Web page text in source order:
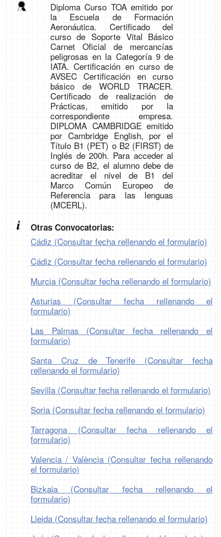
Diploma Curso TOA emitido por
la Escuela de Formación
Aeronáutica. Certificado del
curso de Soporte Vital Básico
Carnet Oficial de mercancías
peligrosas en la Categoría 9 de
IATA. Certificación en curso de
AVSEC Certificación en curso
básico de WORLD TRACER.
Certificado de realización de
Prácticas, emitido por la
correspondiente empresa.
DIPLOMA CAMBRIDGE emitido
por Cambridge English, por el
Título B1 (PET) o B2 (FIRST) de
Inglés de 200h. Para acceder al
curso de B2, el alumno debe de
acreditar el nivel de B1 del
Marco Común Europeo de
Referencia para las lenguas
(MCERL).
Otras Convocatorias:
Cádiz (Consultar fecha rellenando el formulario)
Cádiz (Consultar fecha rellenando el formulario)
Murcia (Consultar fecha rellenando el formulario)
Asturias (Consultar fecha rellenando el
formulario)
Las Palmas (Consultar fecha rellenando el
formulario)
Santa Cruz de Tenerife (Consultar fecha
rellenando el formulario)
Sevilla (Consultar fecha rellenando el formulario)
Soria (Consultar fecha rellenando el formulario)
Tarragona (Consultar fecha rellenando el
formulario)
Valencia / València (Consultar fecha rellenando
el formulario)
Bizkaia (Consultar fecha rellenando el
formulario)
Lleida (Consultar fecha rellenando el formulario)